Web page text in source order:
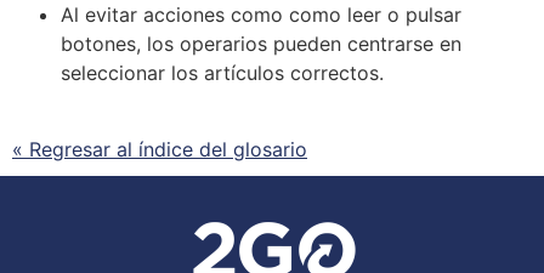
Al evitar acciones como como leer o pulsar
botones, los operarios pueden centrarse en
seleccionar los artículos correctos.
« Regresar al índice del glosario